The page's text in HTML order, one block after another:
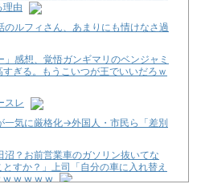
理由
のルフィさん、あまりにも情けなさ過
感想、覚悟ガンギマリのベンジャミ
ぎる。もうこいつが王でいいだろｗ
スレ
一気に厳格化→外国人・市民ら「差別
沼？お前営業車のガソリン抜いてな
すか？」上司「自分の車に入れ替え
w w w w w